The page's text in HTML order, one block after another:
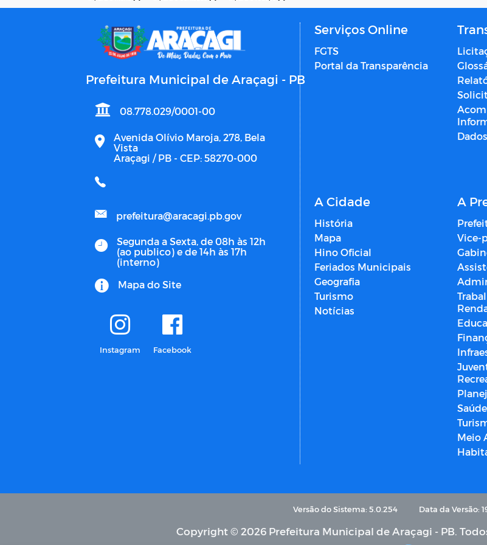
Prefeitura Municipal de Araçagi - PB
08.778.029/0001-00
Avenida Olívio Maroja, 278, Bela
Vista
Araçagi / PB - CEP: 58270-000
prefeitura@aracagi.pb.gov
Segunda a Sexta, de 08h às 12h
(ao publico) e de 14h às 17h
(interno)
Mapa do Site
Instagram Facebook
Serviços Online
FGTS
Portal da Transparência
A Cidade
História
Mapa
Hino Oficial
Feriados Municipais
Geografia
Turismo
Notícias
A
Vice-
Saúde
Meio
Versão do Sistema: 5.0.254 Data da Versão:
Copyright © 2026 Prefeitura Municipal de Araçagi - PB.